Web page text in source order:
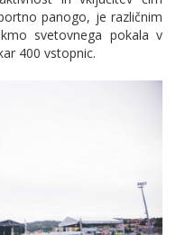
panogo, je različnim
svetovnega pokala v
400 vstopnic.